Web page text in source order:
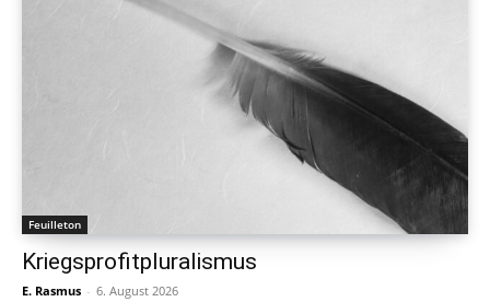
Feuilleton
Kriegsprofitpluralismus
E. Rasmus - 6. August 2026